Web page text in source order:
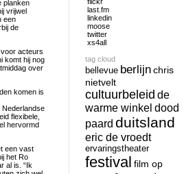
planken
vrijwel
een
de
acteurs
komt hij nog
over
komen is
flexibele,
hervormd
een vast
het Ro
al is. “Ik
last.fm
linkedin
moose
twitter
xs4all
tag cloud
bellevue berlijnchris
nietvelt
cultuurbeleid de
warme winkel dood
paard duitsland
eric de vroedt
ervaringstheater
festival film op